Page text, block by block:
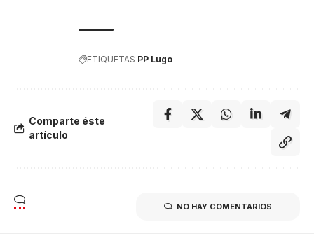
ETIQUETAS PP Lugo
Comparte éste
artículo
NO HAY COMENTARIOS